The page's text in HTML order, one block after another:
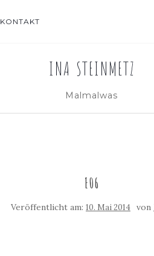
KONTAKT
INA STEINMETZ
Malmalwas
E06
Veröffentlicht am: 10. Mai 2014 von